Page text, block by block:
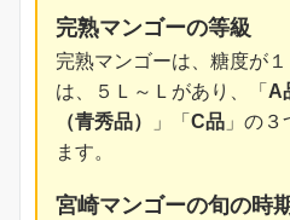
完熟マンゴーの等級
完熟マンゴーは、糖度が
は、５Ｌ～Ｌがあり、「 A
（青秀品）
」「 C品 」の
ます。
宮崎マンゴーの旬の時